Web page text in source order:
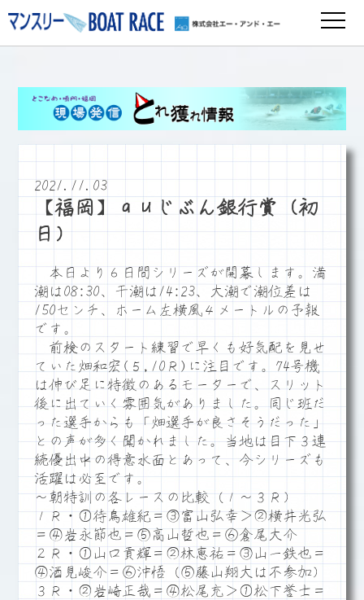
2021.11.03
【福岡】ａｕじぶん銀行賞（初
日）
本日より６日間シリーズが開幕します。満
潮は08:30、干潮は14:23、大潮で潮位差は
150センチ、ホーム左横風４メートルの予報
です。
前検のスタート練習で早くも好気配を見せ
ていた畑和宏(５,10Ｒ)に注目です。74号機
は伸び足に特徴のあるモーターで、スリット
後に出ていく雰囲気がありました。同じ班だ
った選手からも「畑選手が良さそうだった」
との声が多く聞かれました。当地は目下３連
続優出中の得意水面とあって、今シリーズも
活躍は必至です。
～朝特訓の各レースの比較（１～３Ｒ）
１Ｒ・①待鳥雄紀＝③富山弘幸＞②横井光弘
＝④岩永節也＝⑤高山哲也＝⑥倉尾大介
２Ｒ・①山口貢輝＝②林恵祐＝③山一鉄也＝
④酒見峻介＝⑥沖悟（⑤藤山翔大は不参加）
３Ｒ・②岩崎正哉＝④松尾充＞①松下誉士＝